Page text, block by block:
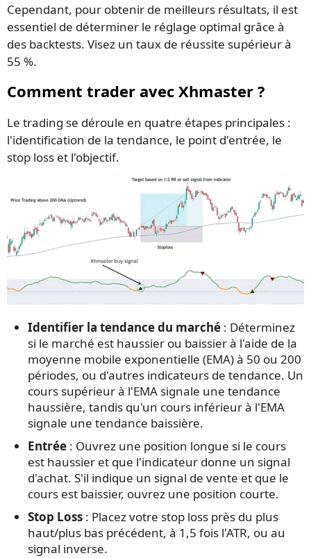
Cependant, pour obtenir de meilleurs résultats, il est
essentiel de déterminer le réglage optimal grâce à
des backtests. Visez un taux de réussite supérieur à
55 %.
Comment trader avec Xhmaster ?
Le trading se déroule en quatre étapes principales :
l'identification de la tendance, le point d'entrée, le
stop loss et l'objectif.
Identifier la tendance du marché : Déterminez
si le marché est haussier ou baissier à l'aide de la
moyenne mobile exponentielle (EMA) à 50 ou 200
périodes, ou d'autres indicateurs de tendance. Un
cours supérieur à l'EMA signale une tendance
haussière, tandis qu'un cours inférieur à l'EMA
signale une tendance baissière.
Entrée : Ouvrez une position longue si le cours
est haussier et que l'indicateur donne un signal
d'achat. S'il indique un signal de vente et que le
cours est baissier, ouvrez une position courte.
Stop Loss : Placez votre stop loss près du plus
haut/plus bas précédent, à 1,5 fois l'ATR, ou au
signal inverse.